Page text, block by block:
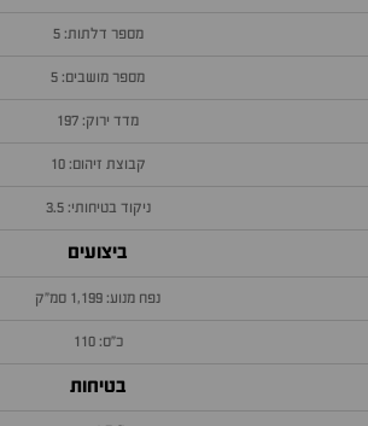
מספר דלתות: 5
מספר מושבים: 5
מדד ירוק: 197
קבוצת זיהום: 10
ניקוד בטיחותי: 3.5
ביצועים
נפח מנוע: 1,199 סמ״ק
כ״ס: 110
בטיחות